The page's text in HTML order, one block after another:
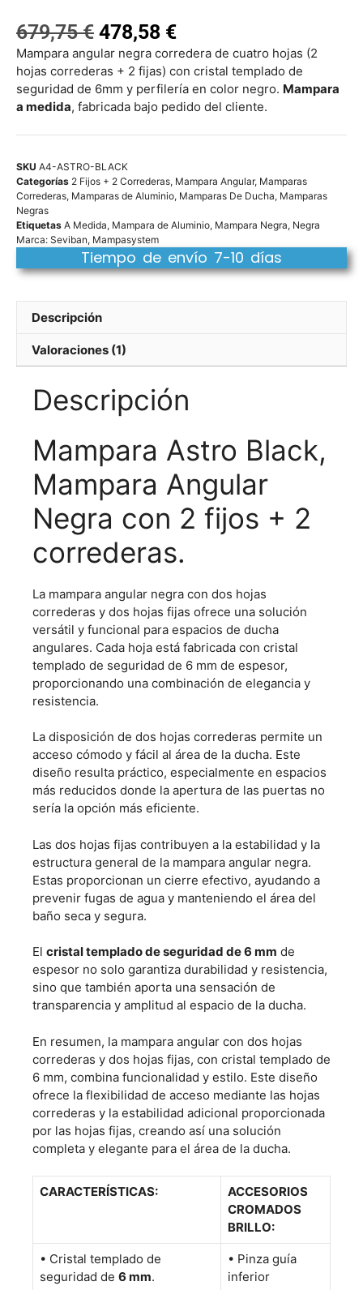
679,75€ 478,58 €
Mampara angular negra corredera de cuatro hojas (2
hojas correderas + 2 fijas) con cristal templado de
seguridad de 6mm y perfilería en color negro. Mampara
a medida, fabricada bajo pedido del cliente.
SKU A4-ASTRO-BLACK
Categorías 2 Fijos + 2 Correderas, Mampara Angular, Mamparas
Correderas, Mamparas de Aluminio, Mamparas De Ducha, Mamparas
Negras
Etiquetas A Medida, Mampara de Aluminio, Mampara Negra, Negra
Marca: Seviban, Mampasystem
Tiempo de envío 7-10 días
Descripción
Valoraciones (1)
Descripción
Mampara Astro Black,
Mampara Angular
Negra con 2 fijos + 2
correderas.
La mampara angular negra con dos hojas
correderas y dos hojas fijas ofrece una solución
versátil y funcional para espacios de ducha
angulares. Cada hoja está fabricada con cristal
templado de seguridad de 6 mm de espesor,
proporcionando una combinación de elegancia y
resistencia.
La disposición de dos hojas correderas permite un
acceso cómodo y fácil al área de la ducha. Este
diseño resulta práctico, especialmente en espacios
más reducidos donde la apertura de las puertas no
sería la opción más eficiente.
Las dos hojas fijas contribuyen a la estabilidad y la
estructura general de la mampara angular negra.
Estas proporcionan un cierre efectivo, ayudando a
prevenir fugas de agua y manteniendo el área del
baño seca y segura.
El cristal templado de seguridad de 6 mm de
espesor no solo garantiza durabilidad y resistencia,
sino que también aporta una sensación de
transparencia y amplitud al espacio de la ducha.
En resumen, la mampara angular con dos hojas
correderas y dos hojas fijas, con cristal templado de
6 mm, combina funcionalidad y estilo. Este diseño
ofrece la flexibilidad de acceso mediante las hojas
correderas y la estabilidad adicional proporcionada
por las hojas fijas, creando así una solución
completa y elegante para el área de la ducha.
CARACTERÍSTICAS:
ACCESORIOS
CROMADOS
BRILLO:
• Cristal templado de
seguridad de 6 mm.
• Pinza guía
inferior